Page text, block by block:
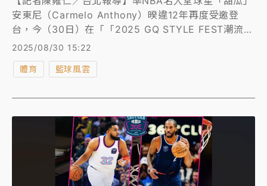
安東尼（Carmelo Anthony）暌違12年再度受邀登
台，今（30日）在「「2025 GQ STYLE FEST潮流文
化祭」驚喜現身，吸引超過百名粉絲購票朝聖，還有超
一天班後，馬上前來松菸徹夜排隊，至今已經30多小時
2025/08/30 15:22
體育 籃球風雲